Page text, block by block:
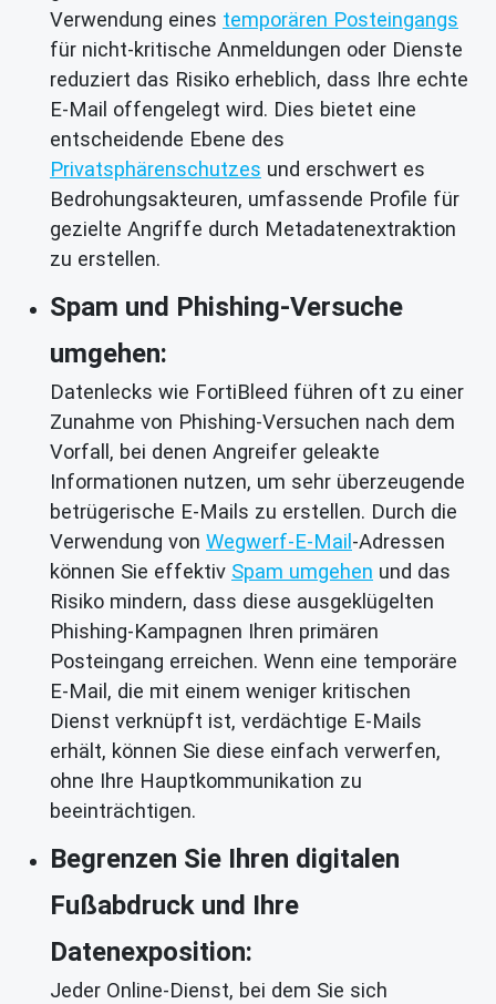
Verwendung eines temporären Posteingangs
für nicht-kritische Anmeldungen oder Dienste
reduziert das Risiko erheblich, dass Ihre echte
E-Mail offengelegt wird. Dies bietet eine
entscheidende Ebene des
Privatsphärenschutzes und erschwert es
Bedrohungsakteuren, umfassende Profile für
gezielte Angriffe durch Metadatenextraktion
zu erstellen.
Spam und Phishing-Versuche
umgehen:
Datenlecks wie FortiBleed führen oft zu einer
Zunahme von Phishing-Versuchen nach dem
Vorfall, bei denen Angreifer geleakte
Informationen nutzen, um sehr überzeugende
betrügerische E-Mails zu erstellen. Durch die
Verwendung von Wegwerf-E-Mail -Adressen
können Sie effektiv Spam umgehen und das
Risiko mindern, dass diese ausgeklügelten
Phishing-Kampagnen Ihren primären
Posteingang erreichen. Wenn eine temporäre
E-Mail, die mit einem weniger kritischen
Dienst verknüpft ist, verdächtige E-Mails
erhält, können Sie diese einfach verwerfen,
ohne Ihre Hauptkommunikation zu
beeinträchtigen.
Begrenzen Sie Ihren digitalen
Fußabdruck und Ihre
Datenexposition:
Jeder Online-Dienst, bei dem Sie sich